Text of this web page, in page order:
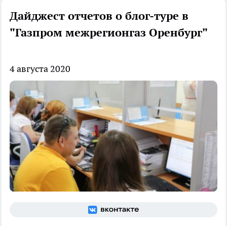
Дайджест отчетов о блог-туре в
"Газпром межрегионгаз Оренбург"
4 августа 2020